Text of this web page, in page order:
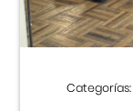
Categorías: